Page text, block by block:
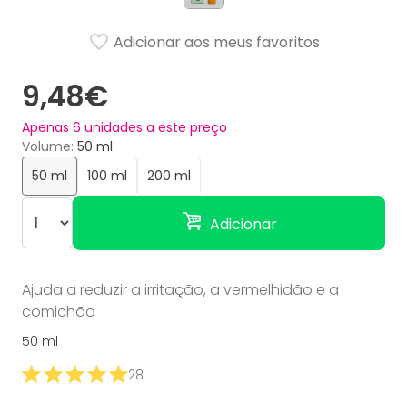
9,48€
Apenas 6 unidades a este preço
Volume
50 ml
50 ml
100 ml 200 ml
Adicionar
Adicionar aos meus favoritos
Ajuda a reduzir a irritação, a vermelhidão e a
comichão
50 ml
28